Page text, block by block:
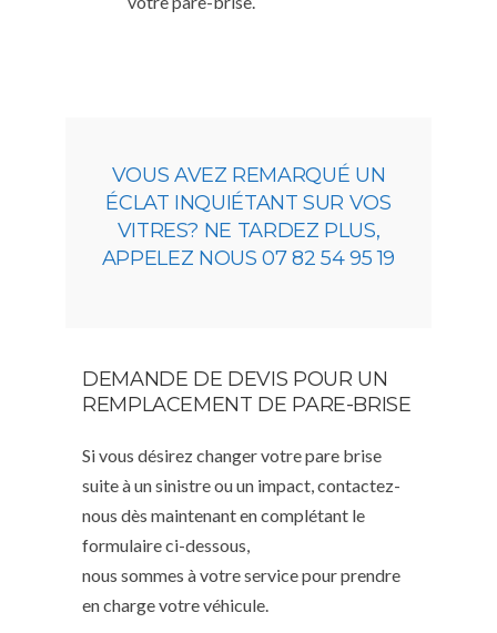
VOUS AVEZ REMARQUÉ UN
ÉCLAT INQUIÉTANT SUR VOS
VITRES? NE TARDEZ PLUS,
APPELEZ NOUS 07 82 54 95 19
DEMANDE DE DEVIS POUR UN
REMPLACEMENT DE PARE-BRISE
Si vous désirez changer votre pare brise
suite à un sinistre ou un impact, contactez-
nous dès maintenant en complétant le
formulaire ci-dessous,
nous sommes à votre service pour prendre
en charge votre véhicule.